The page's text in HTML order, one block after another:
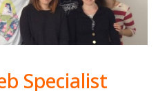
Specialist